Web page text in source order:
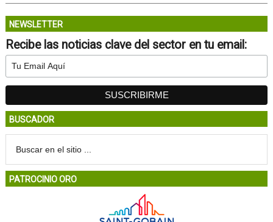
NEWSLETTER
Recibe las noticias clave del sector en tu email:
BUSCADOR
PATROCINIO ORO